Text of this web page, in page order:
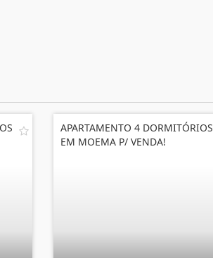
APARTAMENTO 4 DORMITÓRIOS
EM MOEMA P/ VENDA!